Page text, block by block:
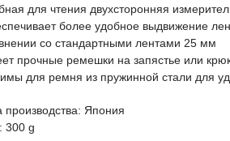
для чтения двухсторонняя
более удобное выдвижение
со стандартными лентами 25 мм
прочные ремешки на запястье или
для ремня из пружинной стали для
производства: Япония
300 g